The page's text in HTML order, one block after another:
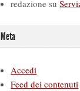
redazione su
Meta
Accedi
Feed dei contenuti